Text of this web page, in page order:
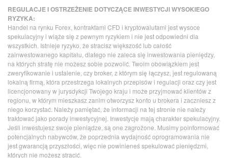
REGULACJE I OSTRZEŻENIE DOTYCZĄCE INWESTYCJI WYSOKIEGO
RYZYKA:
Handel na rynku Forex, kontraktami CFD i kryptowalutami jest wysoce
spekulacyjny i wiąże się z pewnym ryzykiem i nie jest odpowiedni dla
wszystkich. Istnieje ryzyko, że stracisz większość lub całość
zainwestowanego kapitału, dlatego nie zaleca się inwestowania pieniędzy,
na których stratę nie możesz sobie pozwolić. Twoim obowiązkiem jest
zweryfikowanie i ustalenie, czy broker, z którym się łączysz, jest regulowaną
lokalną firmą, która przestrzega lokalnych przepisów i regulacji oraz czy jest
licencjonowany w jurysdykcji Twojego kraju i może przyjmować klientów z
regionu, w którym mieszkasz zanim otworzysz konto u brokera i zaczniesz z
niego korzystać. Należy pamiętać, że informacji na tej stronie nie należy
traktować jako porady inwestycyjnej. Inwestycje mają charakter spekulacyjny.
Jeśli inwestujesz swoje pieniądze, są one zagrożone. Musimy poinformować
potencjalnych nabywców, że poprzednia wydajność oprogramowania nie
jest gwarancją przyszłości, więc nie powinieneś spekulować pieniędzmi,
których nie możesz stracić.